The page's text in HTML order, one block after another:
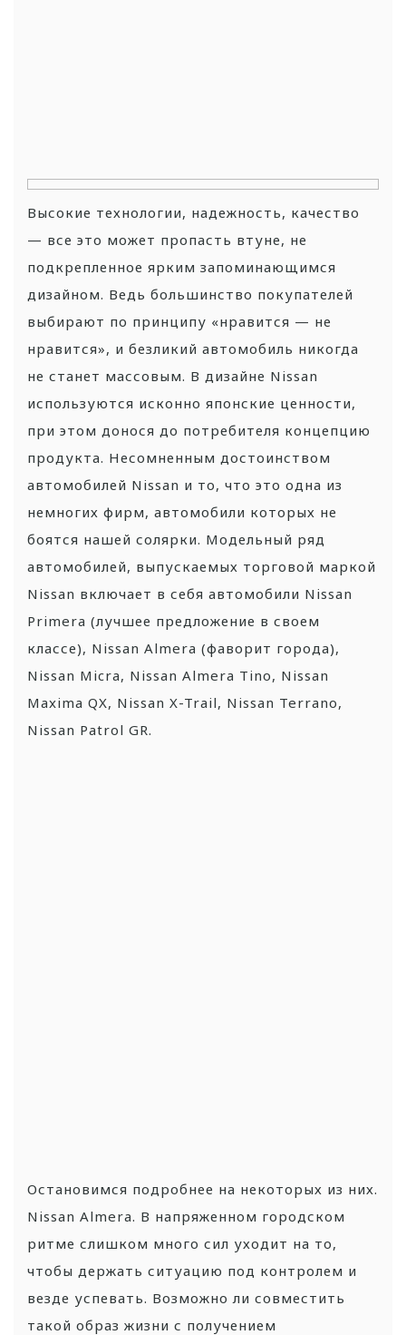
Высокие технологии, надежность, качество
— все это может пропасть втуне, не
подкрепленное ярким запоминающимся
дизайном. Ведь большинство покупателей
выбирают по принципу «нравится — не
нравится», и безликий автомобиль никогда
не станет массовым. В дизайне Nissan
используются исконно японские ценности,
при этом донося до потребителя концепцию
продукта. Несомненным достоинством
автомобилей Nissan и то, что это одна из
немногих фирм, автомобили которых не
боятся нашей солярки. Модельный ряд
автомобилей, выпускаемых торговой маркой
Nissan включает в себя автомобили Nissan
Primera (лучшее предложение в своем
классе), Nissan Almera (фаворит города),
Nissan Micra, Nissan Almera Tino, Nissan
Maxima QX, Nissan X-Trail, Nissan Terrano,
Nissan Patrol GR.
Остановимся подробнее на некоторых из них.
Nissan Almera. В напряженном городском
ритме слишком много сил уходит на то,
чтобы держать ситуацию под контролем и
везде успевать. Возможно ли совместить
такой образ жизни с получением